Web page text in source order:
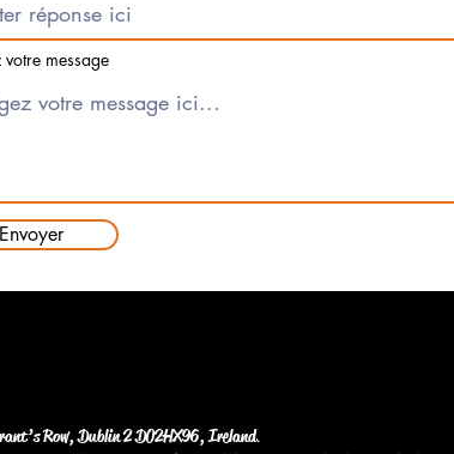
votre message
Envoyer
Row, Dublin 2 D02HX96, Ireland.